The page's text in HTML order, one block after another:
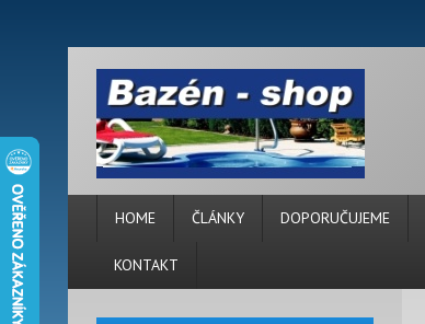
HOME ČLÁNKY DOPORUČUJEME
KONTAKT